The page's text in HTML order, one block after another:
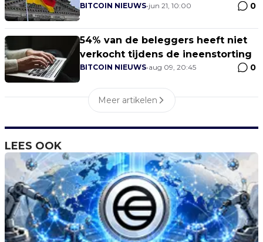
BITCOIN NIEUWS•jun 21, 10:00 0
54% van de beleggers heeft niet
verkocht tijdens de ineenstorting
BITCOIN NIEUWS•aug 09, 20:45 0
Meer artikelen
LEES OOK